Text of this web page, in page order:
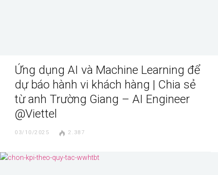
Ứng dụng AI và Machine Learning để
dự báo hành vi khách hàng | Chia sẻ
từ anh Trường Giang – AI Engineer
@Viettel
03/10/2025 2.387